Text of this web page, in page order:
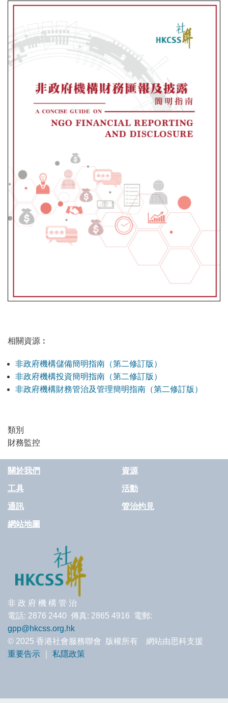
相關資源︰
非政府機構儲備簡明指南（第二修訂版）
非政府機構投資簡明指南（第二修訂版）
非政府機構財務管治及管理簡明指南（第二修訂版）
類別
財務監控
關於我們 資源
工具 活動
通訊 管治灼見
網站地圖
非 政 府 機 構 管 治
電話: 2876 2440 傳真: 2865 4916 電郵:
gpp@hkcss.org.hk
© 2025 香港社會服務聯會 版權所有 網站由思科支援
重要告示
私隱政策